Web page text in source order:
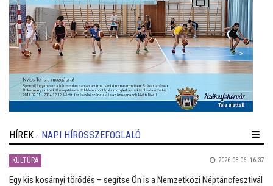
HÍREK - NAPI HÍRÖSSZEFOGLALÓ
KULTÚRA 2026.08.06. 16:37
Egy kis kosárnyi törődés – segítse Ön is a Nemzetközi Néptáncfesztivál